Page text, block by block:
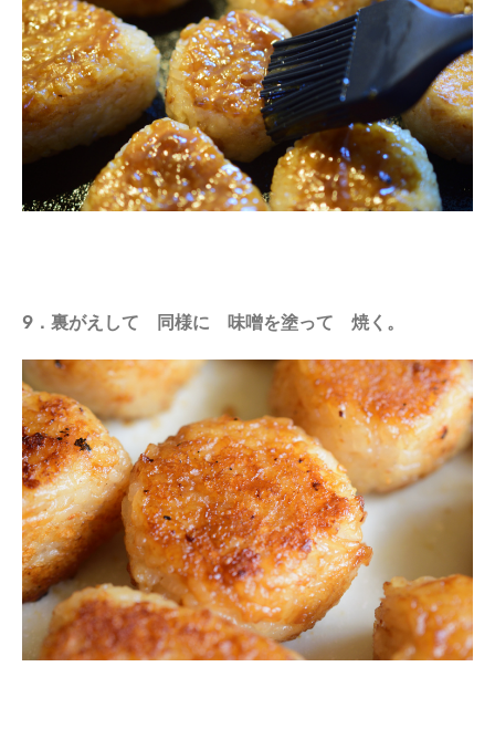
9．裏がえして 同様に 味噌を塗って 焼く。